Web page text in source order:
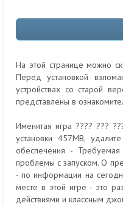
На этой странице можно
Перед установкой
устройствах со старой
представлены в
Именитая игра ???? ???
установки 457MB,
обеспечения -
проблемы с запуском. О
- по информации на
месте в этой игре - это
действиями и классным